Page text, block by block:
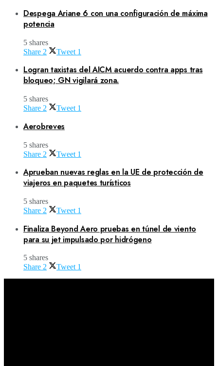
Despega Ariane 6 con una configuración de máxima
potencia
5 shares
Share 2 Tweet 1
Logran taxistas del AICM acuerdo contra apps tras
bloqueo; GN vigilará zona.
5 shares
Share 2 Tweet 1
Aerobreves
5 shares
Share 2 Tweet 1
Aprueban nuevas reglas en la UE de protección de
viajeros en paquetes turísticos
5 shares
Share 2 Tweet 1
Finaliza Beyond Aero pruebas en túnel de viento
para su jet impulsado por hidrógeno
5 shares
Share 2 Tweet 1